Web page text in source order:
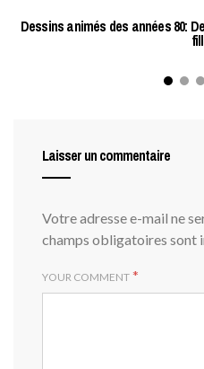
Dessins animés des années 80:
Laisser un commentaire
Votre adresse e-mail ne
champs obligatoires sont
YOUR COMMENT *